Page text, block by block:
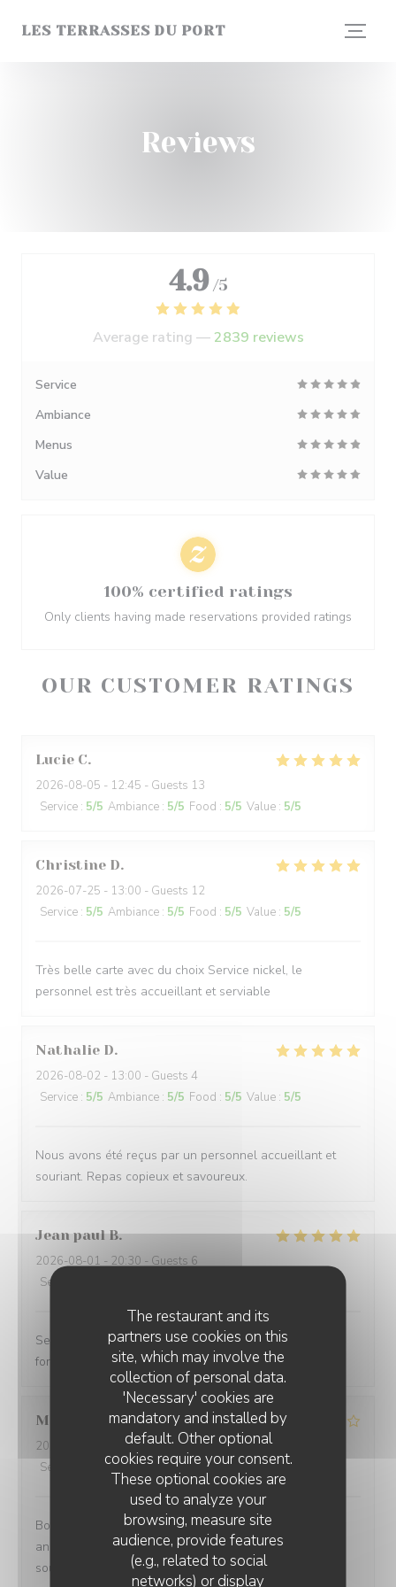
The restaurant and its
partners use cookies on this
site, which may involve the
collection of personal data.
'Necessary' cookies are
mandatory and installed by
default. Other optional
cookies require your consent.
These optional cookies are
used to analyze your
browsing, measure site
audience, provide features
(e.g., related to social
networks) or display
LES TERRASSES DU PORT
Reviews
OUR CUSTOMER RATINGS
Lucie C
2026-08-05 - 12:45 - Guests 13
Service : 5/5 Ambiance : 5/5 Food : 5/5 Value : 5/5
Christine D
2026-07-25 - 13:00 - Guests 12
Service : 5/5 Ambiance : 5/5 Food : 5/5 Value : 5/5
Très belle carte avec du choix Service nickel, le
personnel est très accueillant et serviable
Nathalie D
2026-08-02 - 13:00 - Guests 4
Service : 5/5 Ambiance : 5/5 Food : 5/5 Value : 5/5
Nous avons été reçus par un personnel accueillant et
souriant. Repas copieux et savoureux.
Jean paul B
2026-08-01 - 20:30 - Guests 6
Service
Service excellent. Repas de qualité. Je recommande
fortement
Mathias B
2026-08-02
- 12:15 - Guests 8
Service
Ambiance :4/5 Food: 5 /5 Value: 3/5
Bonne endroit un petit 🎁 à l occasion de mon
anniversaire aurait été sympa vue que nous venons
souvent chez vous .merci quand même
4.9 /5
Average rating — 2839 reviews
Service
Ambiance
Menus
Value
100% certified ratings
Only clients having made reservations provided ratings